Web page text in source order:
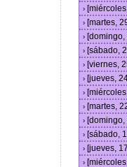
›
› [martes,
›
› [sábado,
› [viernes,
› [jueves,
›
› [martes,
›
› [sábado,
› [jueves,
›